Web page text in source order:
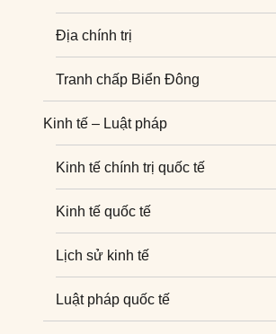
Địa chính trị
Tranh chấp Biển Đông
Kinh tế – Luật pháp
Kinh tế chính trị quốc tế
Kinh tế quốc tế
Lịch sử kinh tế
Luật pháp quốc tế